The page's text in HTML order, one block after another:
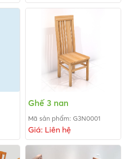
Ghế 3 nan
Mã sản phẩm: G3N0001
Giá: Liên hệ